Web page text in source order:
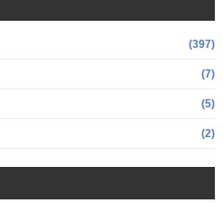
(397)
(7)
(5)
(2)